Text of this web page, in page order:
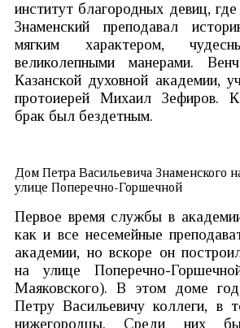
институт благородных девиц,
Знаменский преподавал
мягким характером,
великолепными манерами.
Казанской духовной академии,
протоиерей Михаил Зефиров.
брак был бездетным.
Дом Петра Васильевича Знаменского
улице Поперечно-Горшечной
Первое время службы в
как и все несемейные
академии, но вскоре он
на улице Поперечно-
Маяковского). В этом доме
Петру Васильевичу коллеги, в
нижегородцы. Среди них